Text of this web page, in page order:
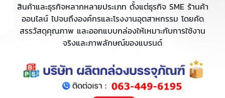
สินค้าและธุรกิจหลากหลายประเภท ตั้งแต่ธุรกิจ SME ร้านค้า
ออนไลน์ ไปจนถึงองค์กรและโรงงานอุตสาหกรรม โดยคัด
สรรวัสดุคุณภาพ และออกแบบกล่องให้เหมาะกับการใช้งาน
จริงและภาพลักษณ์ของแบรนด์